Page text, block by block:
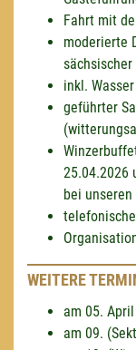
Fahrt mit
moderierte
inkl.
geführter
25.04.2026
bei
WEITERE
am 05.
am 09.